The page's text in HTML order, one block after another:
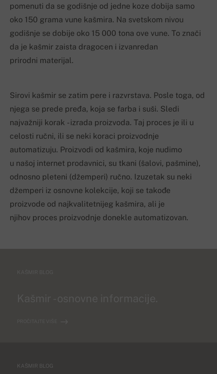
pomenuti da se godišnje od jedne koze dobija samo
oko 150 grama vune kašmira. Na svetskom nivou
godišnje se dobije oko 15 000 tona ove vune. To znači
da je kašmir zaista dragocen i izvanredan
prirodni materijal.
Sirovi kašmir se zatim pere i razvrstava. Posle toga, od
njega se prede pređa, koja se farba i suši. Sledi
najvažniji korak - izrada proizvoda. Taj proces je ili u
celosti ručni, ili se neki koraci proizvodnje
automatizuju. Proizvodi od kašmira, koje nudimo
u našoj internet prodavnici, su tkani (šalovi, pašmine),
odnosno pleteni (džemperi) ručno. Izuzetak su neki
džemperi iz osnovne kolekcije, koji se takođe
proizvode od najkvalitetnijeg kašmira, ali je
njihov proces proizvodnje donekle automatizovan.
KAŠMIR BLOG